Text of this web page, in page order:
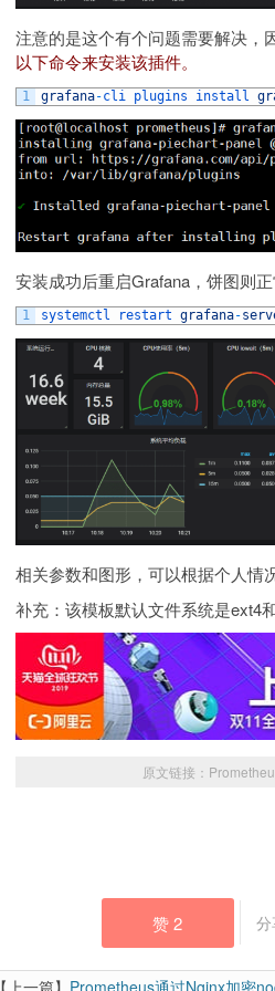
注意的是这个有个问题需要解决，
以下命令来安装该插件。
1 grafana-cli plugins install
安装成功后重启Grafana，饼图则
1 systemctl restart grafana-
相关参数和图形，可以根据个人情
补充：该模板默认文件系统是ext4
原文链接：
赞2 分
【上一篇】 Prometheus通过Nginx加密